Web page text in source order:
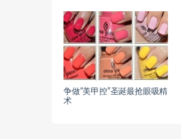
争做“美甲控”圣诞最抢眼吸精
术